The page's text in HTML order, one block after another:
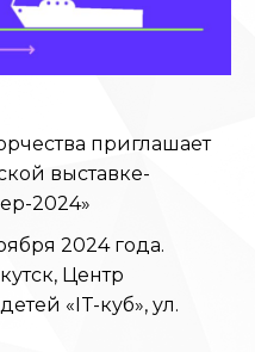
приглашает
выставке-
2024»
2024 года.
Центр
«IT-куб», ул.